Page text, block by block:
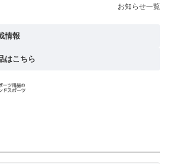
お知らせ一覧
情報
はこちら